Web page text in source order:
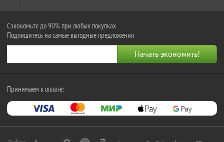
Сэкономьте до 90% при любых покупках
Подпишитесь на самые выгодные предложения
Принимаем к оплате: